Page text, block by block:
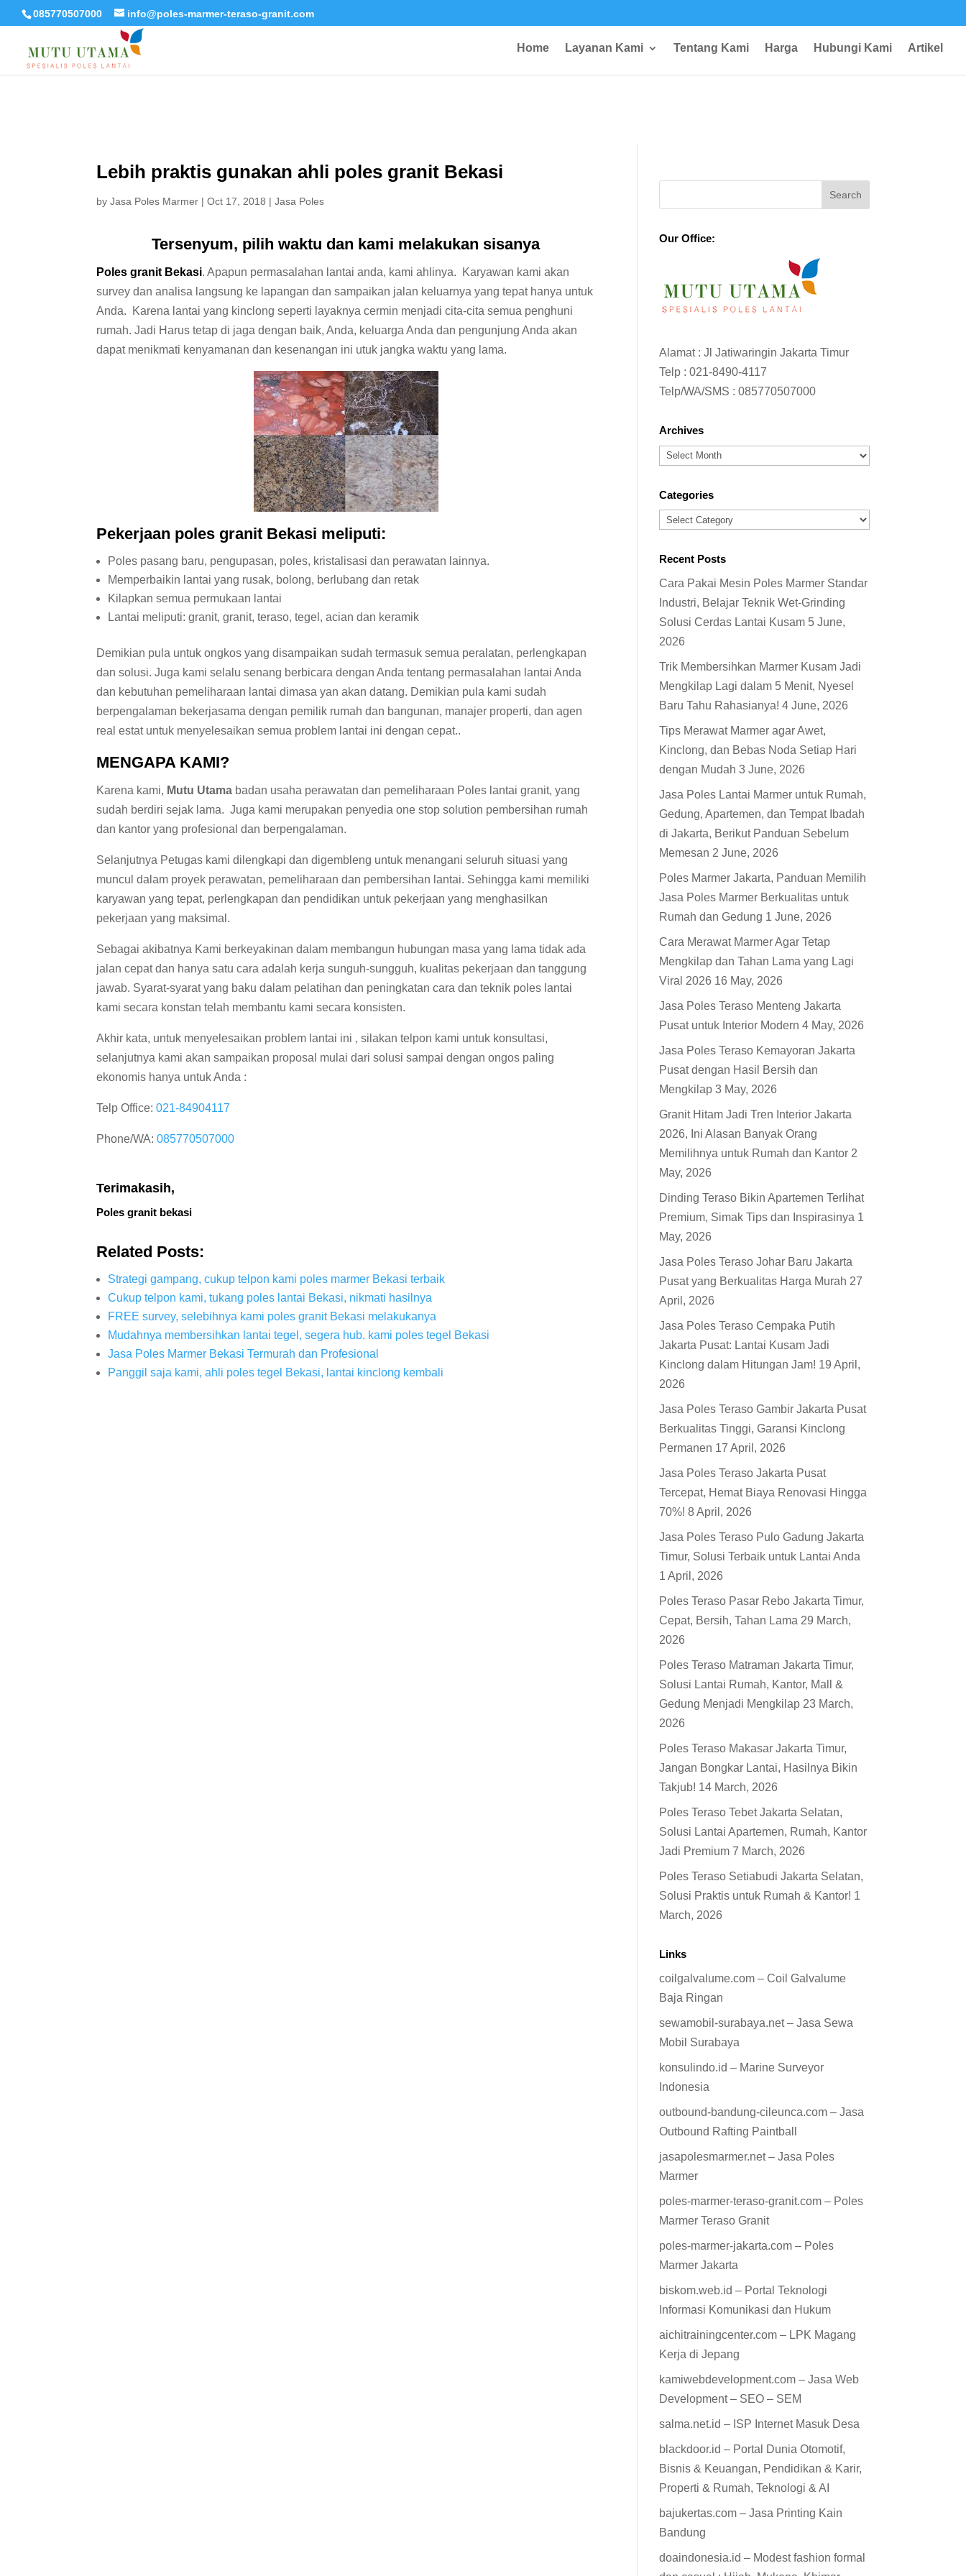
085770507000 info@poles-marmer-teraso-granit.com
Home Layanan Kami Tentang Kami Harga Hubungi Kami Artikel
Lebih praktis gunakan ahli poles granit Bekasi
byJasa Poles Marmer |Oct 17, 2018 |Jasa Poles
Tersenyum, pilih waktu dan kami melakukan sisanya
Poles granit Bekasi. Apapun permasalahan lantai anda, kami ahlinya. Karyawan kami akan
survey dan analisa langsung ke lapangan dan sampaikan jalan keluarnya yang tepat hanya untuk
Anda. Karena lantai yang kinclong seperti layaknya cermin menjadi cita-cita semua penghuni
rumah. Jadi Harus tetap di jaga dengan baik, Anda, keluarga Anda dan pengunjung Anda akan
dapat menikmati kenyamanan dan kesenangan ini utuk jangka waktu yang lama.
Pekerjaan poles granit Bekasi meliputi:
Poles pasang baru, pengupasan, poles, kristalisasi dan perawatan lainnya.
Memperbaikin lantai yang rusak, bolong, berlubang dan retak
Kilapkan semua permukaan lantai
Lantai meliputi: granit, granit, teraso, tegel, acian dan keramik
Demikian pula untuk ongkos yang disampaikan sudah termasuk semua peralatan, perlengkapan
dan solusi. Juga kami selalu senang berbicara dengan Anda tentang permasalahan lantai Anda
dan kebutuhan pemeliharaan lantai dimasa yan akan datang. Demikian pula kami sudah
berpengalaman bekerjasama dengan pemilik rumah dan bangunan, manajer properti, dan agen
real estat untuk menyelesaikan semua problem lantai ini dengan cepat..
MENGAPA KAMI?
Karena kami, Mutu Utama badan usaha perawatan dan pemeliharaan Poles lantai granit, yang
sudah berdiri sejak lama. Juga kami merupakan penyedia one stop solution pembersihan rumah
dan kantor yang profesional dan berpengalaman.
Selanjutnya Petugas kami dilengkapi dan digembleng untuk menangani seluruh situasi yang
muncul dalam proyek perawatan, pemeliharaan dan pembersihan lantai. Sehingga kami memiliki
karyawan yang tepat, perlengkapan dan pendidikan untuk pekerjaan yang menghasilkan
pekerjaan yang maksimal.
Sebagai akibatnya Kami berkeyakinan dalam membangun hubungan masa yang lama tidak ada
jalan cepat dan hanya satu cara adalah kerja sunguh-sungguh, kualitas pekerjaan dan tanggung
jawab. Syarat-syarat yang baku dalam pelatihan dan peningkatan cara dan teknik poles lantai
kami secara konstan telah membantu kami secara konsisten.
Akhir kata, untuk menyelesaikan problem lantai ini , silakan telpon kami untuk konsultasi,
selanjutnya kami akan sampaikan proposal mulai dari solusi sampai dengan ongos paling
ekonomis hanya untuk Anda :
Telp Office:021-84904117
Phone/WA:085770507000
Terimakasih,
Poles granit bekasi
Related Posts:
Strategi gampang, cukup telpon kami poles marmer Bekasi terbaik
Cukup telpon kami, tukang poles lantai Bekasi, nikmati hasilnya
FREE survey, selebihnya kami poles granit Bekasi melakukanya
Mudahnya membersihkan lantai tegel, segera hub. kami poles tegel Bekasi
Jasa Poles Marmer Bekasi Termurah dan Profesional
Panggil saja kami, ahli poles tegel Bekasi, lantai kinclong kembali
Our Office:
Alamat : Jl Jatiwaringin Jakarta Timur
Telp :021-8490-4117
Telp/WA/SMS :085770507000
Archives
Archives
Categories
Categories
Recent Posts
Cara Pakai Mesin Poles Marmer Standar
Industri, Belajar Teknik Wet-Grinding
Solusi Cerdas Lantai Kusam 5 June,
2026
Trik Membersihkan Marmer Kusam Jadi
Mengkilap Lagi dalam 5 Menit, Nyesel
Baru Tahu Rahasianya! 4 June, 2026
Tips Merawat Marmer agar Awet,
Kinclong, dan Bebas Noda Setiap Hari
dengan Mudah 3 June, 2026
Jasa Poles Lantai Marmer untuk Rumah,
Gedung, Apartemen, dan Tempat Ibadah
di Jakarta, Berikut Panduan Sebelum
Memesan 2 June, 2026
Poles Marmer Jakarta, Panduan Memilih
Jasa Poles Marmer Berkualitas untuk
Rumah dan Gedung 1 June, 2026
Cara Merawat Marmer Agar Tetap
Mengkilap dan Tahan Lama yang Lagi
Viral 2026 16 May, 2026
Jasa Poles Teraso Menteng Jakarta
Pusat untuk Interior Modern 4 May, 2026
Jasa Poles Teraso Kemayoran Jakarta
Pusat dengan Hasil Bersih dan
Mengkilap 3 May, 2026
Granit Hitam Jadi Tren Interior Jakarta
2026, Ini Alasan Banyak Orang
Memilihnya untuk Rumah dan Kantor 2
May, 2026
Dinding Teraso Bikin Apartemen Terlihat
Premium, Simak Tips dan Inspirasinya 1
May, 2026
Jasa Poles Teraso Johar Baru Jakarta
Pusat yang Berkualitas Harga Murah 27
April, 2026
Jasa Poles Teraso Cempaka Putih
Jakarta Pusat: Lantai Kusam Jadi
Kinclong dalam Hitungan Jam! 19 April,
2026
Jasa Poles Teraso Gambir Jakarta Pusat
Berkualitas Tinggi, Garansi Kinclong
Permanen 17 April, 2026
Jasa Poles Teraso Jakarta Pusat
Tercepat, Hemat Biaya Renovasi Hingga
70%! 8 April, 2026
Jasa Poles Teraso Pulo Gadung Jakarta
Timur, Solusi Terbaik untuk Lantai Anda
1 April, 2026
Poles Teraso Pasar Rebo Jakarta Timur,
Cepat, Bersih, Tahan Lama 29 March,
2026
Poles Teraso Matraman Jakarta Timur,
Solusi Lantai Rumah, Kantor, Mall &
Gedung Menjadi Mengkilap 23 March,
2026
Poles Teraso Makasar Jakarta Timur,
Jangan Bongkar Lantai, Hasilnya Bikin
Takjub! 14 March, 2026
Poles Teraso Tebet Jakarta Selatan,
Solusi Lantai Apartemen, Rumah, Kantor
Jadi Premium 7 March, 2026
Poles Teraso Setiabudi Jakarta Selatan,
Solusi Praktis untuk Rumah & Kantor! 1
March, 2026
Links
coilgalvalume.com – Coil Galvalume
Baja Ringan
sewamobil-surabaya.net – Jasa Sewa
Mobil Surabaya
konsulindo.id – Marine Surveyor
Indonesia
outbound-bandung-cileunca.com – Jasa
Outbound Rafting Paintball
jasapolesmarmer.net – Jasa Poles
Marmer
poles-marmer-teraso-granit.com – Poles
Marmer Teraso Granit
poles-marmer-jakarta.com – Poles
Marmer Jakarta
biskom.web.id – Portal Teknologi
Informasi Komunikasi dan Hukum
aichitrainingcenter.com – LPK Magang
Kerja di Jepang
kamiwebdevelopment.com – Jasa Web
Development – SEO – SEM
salma.net.id – ISP Internet Masuk Desa
blackdoor.id – Portal Dunia Otomotif,
Bisnis & Keuangan, Pendidikan & Karir,
Properti & Rumah, Teknologi & AI
bajukertas.com – Jasa Printing Kain
Bandung
doaindonesia.id – Modest fashion formal